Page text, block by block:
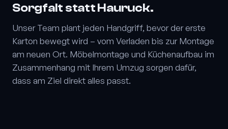
Sorgfalt statt Hauruck.
Unser Team plant jeden Handgriff, bevor der erste
Karton bewegt wird – vom Verladen bis zur Montage
am neuen Ort. Möbelmontage und Küchenaufbau im
Zusammenhang mit Ihrem Umzug sorgen dafür,
dass am Ziel direkt alles passt.